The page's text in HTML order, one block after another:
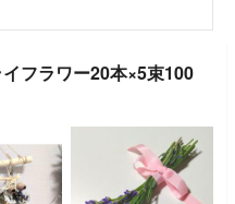
フラワー20本×5束100